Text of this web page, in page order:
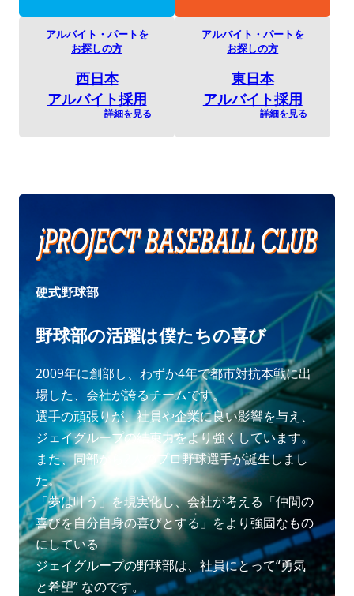
アルバイト・パートを
お探しの方
西日本
アルバイト採用
詳細を見る
アルバイト・パートを
お探しの方
東日本
アルバイト採用
詳細を見る
硬式野球部
野球部の活躍は僕たちの喜び
2009年に創部し、わずか4年で都市対抗本戦に出
場した、会社が誇るチームです。
選手の頑張りが、社員や企業に良い影響を与え、
ジェイグループの結束力をより強くしています。
また、同部から2人のプロ野球選手が誕生しまし
た。
「夢は叶う」を現実化し、会社が考える「仲間の
喜びを自分自身の喜びとする」をより強固なもの
にしている
ジェイグループの野球部は、社員にとって“勇気
と希望” なのです。